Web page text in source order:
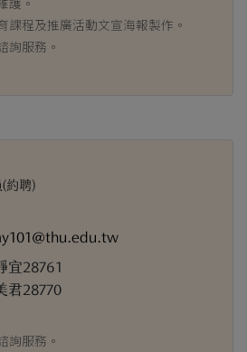
課程及推廣活動文宣海報製作。
詢服務。
(約聘)
宜28761
君28770
詢服務。